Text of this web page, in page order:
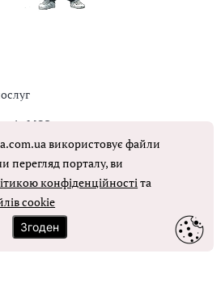
від МОЗ
ДОСТУП
використовує файли
перегляд порталу, ви
конфіденційностіта
cookie
Згоден